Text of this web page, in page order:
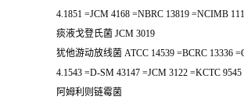
4.1851 =JCM 4168 =NBRC 13819 =NCIMB
痰液戈登氏菌 JCM 3019
犹他游动放线菌 ATCC 14539 =BCRC 13336
4.1543 =D-SM 43147 =JCM 3122 =KCTC
阿姆利则链霉菌